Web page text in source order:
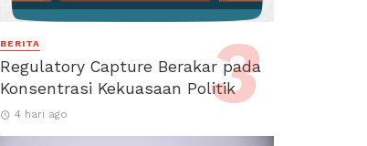
BERITA
Regulatory Capture Berakar pada
Konsentrasi Kekuasaan Politik
4 hari ago